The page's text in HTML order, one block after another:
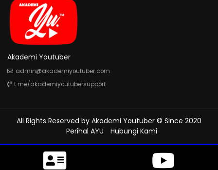
Akademi Youtuber
admin@akademiyoutuber.com
t.me/akademiyoutubersupport
All Rights Reserved by Akademi Youtuber © Since 2020
Perihal AYU
Hubungi Kami